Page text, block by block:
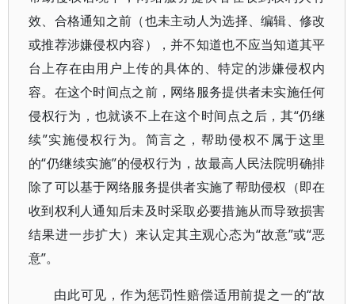
效、合格通知之前（也未主动人为选择、编辑、修改
或推荐涉嫌侵权内容），并不知道也不应当知道其平
台上存在由用户上传的具体的、特定的涉嫌侵权内
容。在这个时间点之前，网络服务提供者未实施任何
侵权行为，也就谈不上在这个时间点之后，其“仍继
续”实施侵权行为。简言之，帮助侵权不属于这里
的“仍继续实施”的侵权行为，故最高人民法院明确排
除了可以基于网络服务提供者实施了帮助侵权（即在
收到权利人通知后未及时采取必要措施从而导致损害
结果进一步扩大）来认定其主观心态为“故意”或“恶
意”。
由此可见，作为惩罚性赔偿适用前提之一的“故